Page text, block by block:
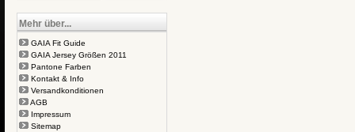
Mehr über...
GAIA Fit Guide
GAIA Jersey Größen 2011
Pantone Farben
Kontakt & Info
Versandkonditionen
AGB
Impressum
Sitemap